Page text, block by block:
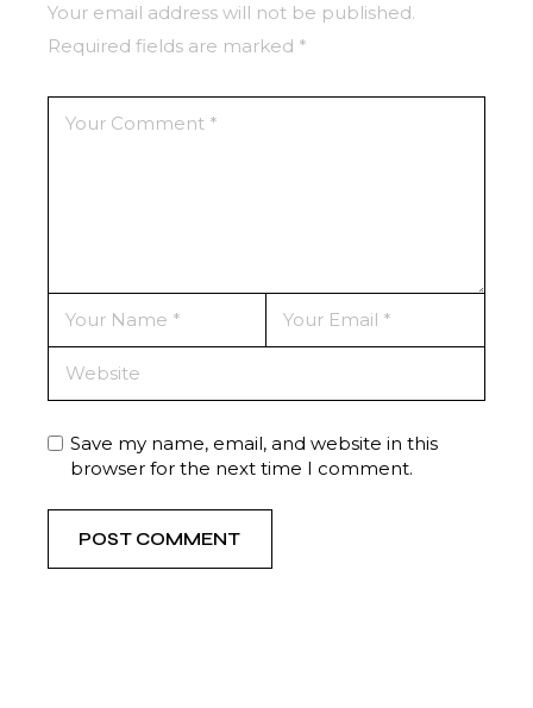
Your email address will not be published.
Required fields are marked *
Save my name, email, and website in this
browser for the next time I comment.
POST COMMENT